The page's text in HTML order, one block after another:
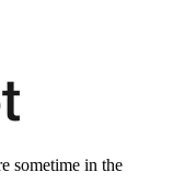
sometime in the